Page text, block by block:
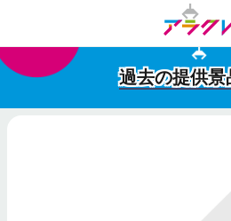
過去の提供景